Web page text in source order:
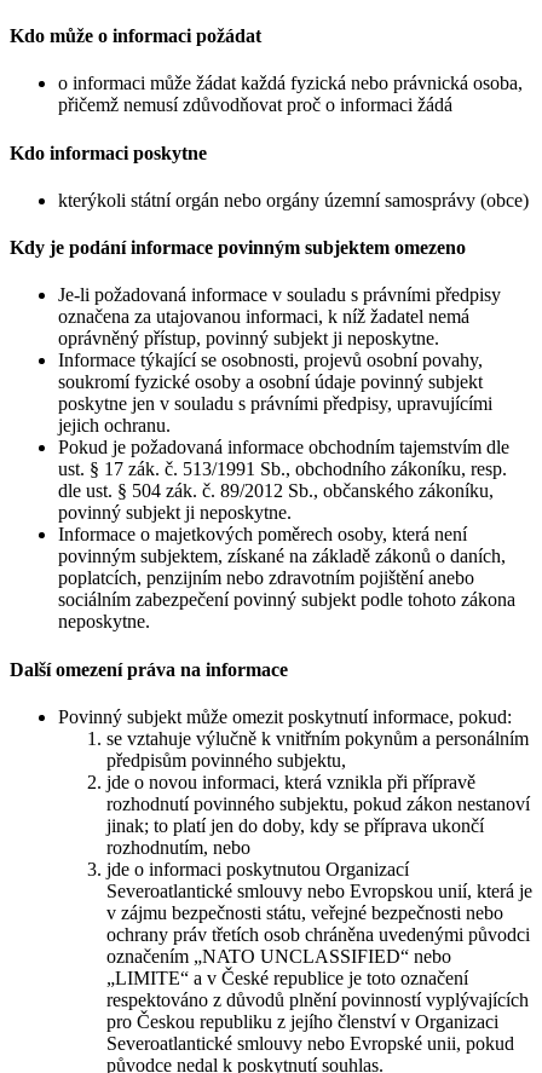
Kdo může o informaci požádat
o informaci může žádat každá fyzická nebo právnická osoba,
přičemž nemusí zdůvodňovat proč o informaci žádá
Kdo informaci poskytne
kterýkoli státní orgán nebo orgány územní samosprávy (obce)
Kdy je podání informace povinným subjektem omezeno
Je-li požadovaná informace v souladu s právními předpisy
označena za utajovanou informaci, k níž žadatel nemá
oprávněný přístup, povinný subjekt ji neposkytne.
Informace týkající se osobnosti, projevů osobní povahy,
soukromí fyzické osoby a osobní údaje povinný subjekt
poskytne jen v souladu s právními předpisy, upravujícími
jejich ochranu.
Pokud je požadovaná informace obchodním tajemstvím dle
ust. § 17 zák. č. 513/1991 Sb., obchodního zákoníku, resp.
dle ust. § 504 zák. č. 89/2012 Sb., občanského zákoníku,
povinný subjekt ji neposkytne.
Informace o majetkových poměrech osoby, která není
povinným subjektem, získané na základě zákonů o daních,
poplatcích, penzijním nebo zdravotním pojištění anebo
sociálním zabezpečení povinný subjekt podle tohoto zákona
neposkytne.
Další omezení práva na informace
Povinný subjekt může omezit poskytnutí informace, pokud:
se vztahuje výlučně k vnitřním pokynům a personálním
předpisům povinného subjektu,
jde o novou informaci, která vznikla při přípravě
rozhodnutí povinného subjektu, pokud zákon nestanoví
jinak; to platí jen do doby, kdy se příprava ukončí
rozhodnutím, nebo
jde o informaci poskytnutou Organizací
Severoatlantické smlouvy nebo Evropskou unií, která je
v zájmu bezpečnosti státu, veřejné bezpečnosti nebo
ochrany práv třetích osob chráněna uvedenými původci
označením „NATO UNCLASSIFIED“ nebo
„LIMITE“ a v České republice je toto označení
respektováno z důvodů plnění povinností vyplývajících
pro Českou republiku z jejího členství v Organizaci
Severoatlantické smlouvy nebo Evropské unii, pokud
původce nedal k poskytnutí souhlas.